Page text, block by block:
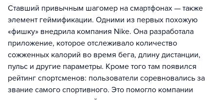
Ставший привычным шагомер на смартфонах — также
элемент геймификации. Одними из первых похожую
«фишку» внедрила компания Nike. Она разработала
приложение, которое отслеживало количество
сожженных калорий во время бега, длину дистанции,
пульс и другие параметры. Кроме того там появился
рейтинг спортсменов: пользователи соревновались за
звание самого спортивного. Это помогло компании